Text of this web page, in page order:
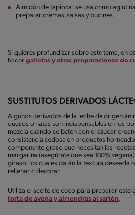
Almidón de tapioca: se usa como
preparar cremas, salsas y pudines.
Si quieres profundizar sobre este tema, en
hacer galletas y otras preparaciones de
SUSTITUTOS DERIVADOS
Algunos derivados de la leche de origen
quesos o natas son indispensables en los
mezcla cuando se baten con el azúcar
consistencia sedosa en productos
componente graso que necesitan las
margarina (asegúrate que sea 100%
girasol los cuales darán la textura deseada
rellenar o decorar.
Utiliza el aceite de coco para preparar este
torta de avena y almendras al sartén.